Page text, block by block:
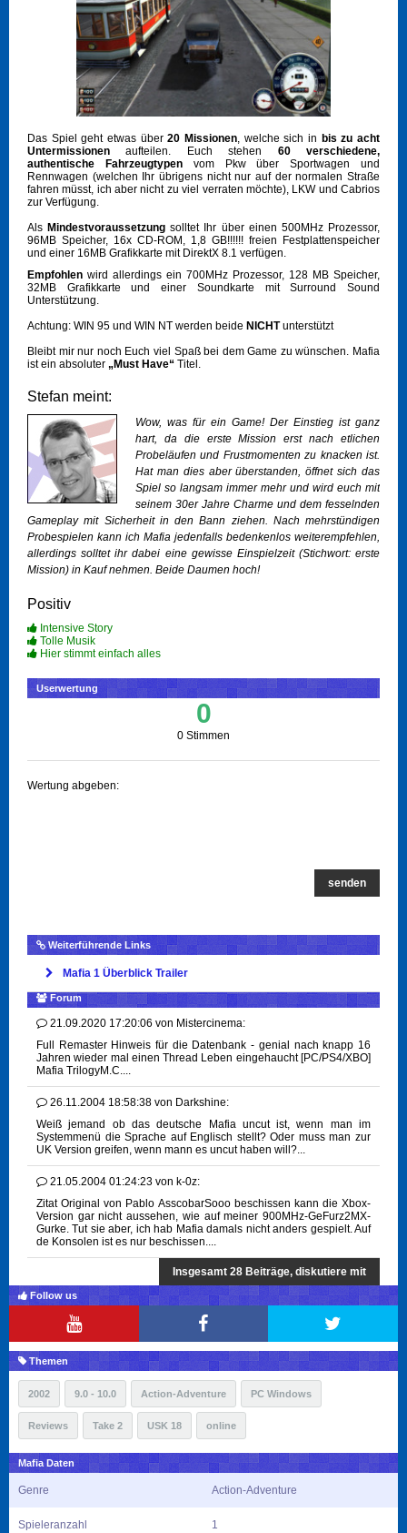
Das Spiel geht etwas über20 Missionen, welche sich in bis zu acht
Untermissionen aufteilen. Euch stehen 60 verschiedene,
authentische Fahrzeugtypenvom Pkw über Sportwagen und
Rennwagen (welchen Ihr übrigens nicht nur auf der normalen Straße
fahren müsst, ich aber nicht zu viel verraten möchte), LKW und Cabrios
zur Verfügung.
Als Mindestvoraussetzung solltet Ihr über einen 500MHz Prozessor,
96MB Speicher, 16x CD-ROM, 1,8 GB!!!!!! freien Festplattenspeicher
und einer 16MB Grafikkarte mit DirektX 8.1 verfügen.
Empfohlen wird allerdings ein 700MHz Prozessor, 128 MB Speicher,
32MB Grafikkarte und einer Soundkarte mit Surround Sound
Unterstützung.
Achtung: WIN 95 und WIN NT werden beide NICHTunterstützt
Bleibt mir nur noch Euch viel Spaß bei dem Game zu wünschen. Mafia
ist ein absoluter „Must Have“ Titel.
Stefan meint:
Wow, was für ein Game! Der Einstieg ist ganz
hart, da die erste Mission erst nach etlichen
Probeläufen und Frustmomenten zu knacken ist.
Hat man dies aber überstanden, öffnet sich das
Spiel so langsam immer mehr und wird euch mit
seinem 30er Jahre Charme und dem fesselnden
Gameplay mit Sicherheit in den Bann ziehen. Nach mehrstündigen
Probespielen kann ich Mafia jedenfalls bedenkenlos weiterempfehlen,
allerdings solltet ihr dabei eine gewisse Einspielzeit (Stichwort: erste
Mission) in Kauf nehmen. Beide Daumen hoch!
Positiv
Intensive Story
Tolle Musik
Hier stimmt einfach alles
Userwertung
0
0 Stimmen
Wertung abgeben:
senden
Weiterführende Links
Mafia 1 Überblick Trailer
Forum
21.09.2020 17:20:06 von Mistercinema:
Full Remaster Hinweis für die Datenbank - genial nach knapp 16
Jahren wieder mal einen Thread Leben eingehaucht [PC/PS4/XBO]
Mafia TrilogyM.C....
26.11.2004 18:58:38 von Darkshine:
Weiß jemand ob das deutsche Mafia uncut ist, wenn man im
Systemmenü die Sprache auf Englisch stellt? Oder muss man zur
UK Version greifen, wenn mann es uncut haben will?...
21.05.2004 01:24:23 von k-0z:
Zitat Original von Pablo AsscobarSooo beschissen kann die Xbox-
Version gar nicht aussehen, wie auf meiner 900MHz-GeFurz2MX-
Gurke. Tut sie aber, ich hab Mafia damals nicht anders gespielt. Auf
de Konsolen ist es nur beschissen....
Insgesamt 28 Beiträge, diskutiere mit
Follow us
Themen
2002 9.0 - 10.0 Action-Adventure PC Windows
Reviews Take 2 USK 18 online
Mafia Daten
Genre Action-Adventure
Spieleranzahl 1